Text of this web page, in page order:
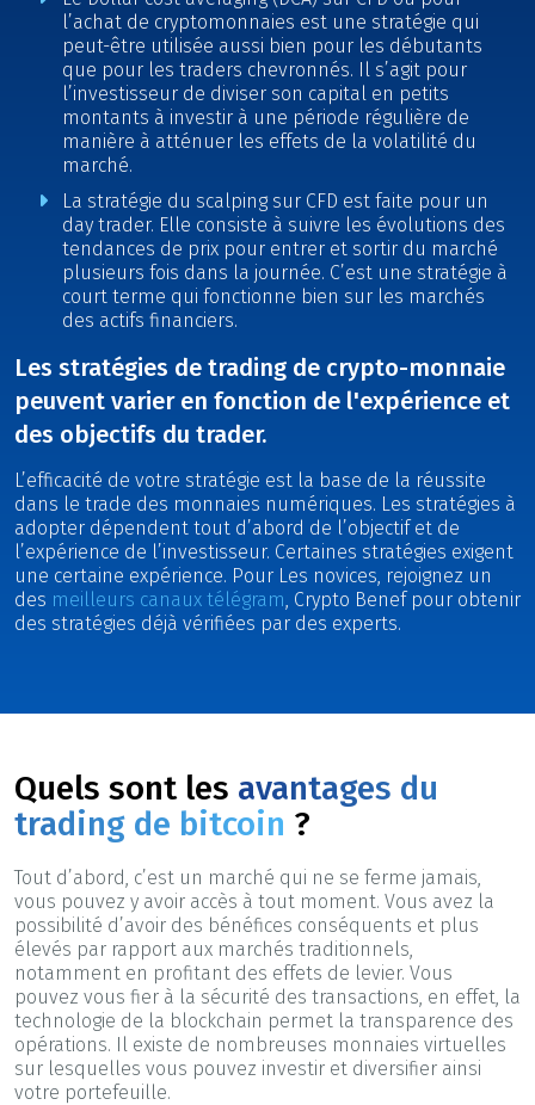
l’achat de cryptomonnaies est une stratégie qui
peut-être utilisée aussi bien pour les débutants
que pour les traders chevronnés. Il s’agit pour
l’investisseur de diviser son capital en petits
montants à investir à une période régulière de
manière à atténuer les effets de la volatilité du
marché.
La stratégie du scalping sur CFD est faite pour un
day trader. Elle consiste à suivre les évolutions des
tendances de prix pour entrer et sortir du marché
plusieurs fois dans la journée. C’est une stratégie à
court terme qui fonctionne bien sur les marchés
des actifs financiers.
Les stratégies de trading de crypto-monnaie
peuvent varier en fonction de l'expérience et
des objectifs du trader.
L’efficacité de votre stratégie est la base de la réussite
dans le trade des monnaies numériques. Les stratégies à
adopter dépendent tout d’abord de l’objectif et de
l’expérience de l’investisseur. Certaines stratégies exigent
une certaine expérience. Pour Les novices, rejoignez un
des meilleurs canaux télégram , Crypto Benef pour obtenir
des stratégies déjà vérifiées par des experts.
Quels sont les avantages du
trading de bitcoin ?
Tout d’abord, c’est un marché qui ne se ferme jamais,
vous pouvez y avoir accès à tout moment. Vous avez la
possibilité d’avoir des bénéfices conséquents et plus
élevés par rapport aux marchés traditionnels,
notamment en profitant des effets de levier. Vous
pouvez vous fier à la sécurité des transactions, en effet, la
technologie de la blockchain permet la transparence des
opérations. Il existe de nombreuses monnaies virtuelles
sur lesquelles vous pouvez investir et diversifier ainsi
votre portefeuille.